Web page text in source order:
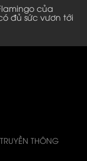
của
đủ sức vươn tới
THÔNG